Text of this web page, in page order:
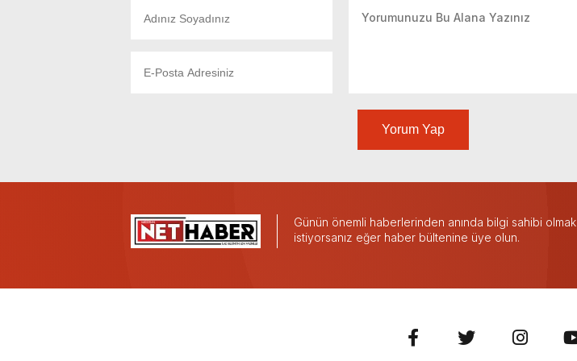
Yorum Yap
Günün önemli haberlerinden anında bilgi sahibi olmak
istiyorsanız eğer haber bültenine üye olun.